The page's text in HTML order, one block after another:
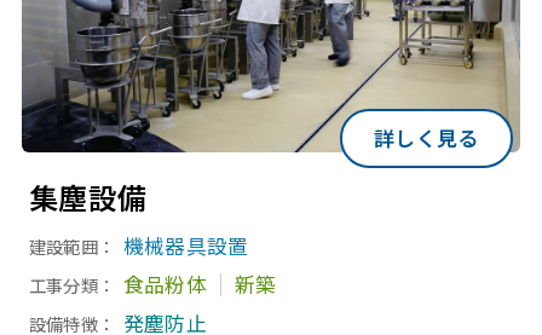
集塵設備
建設範囲： 機械器具設置
工事分類： 食品粉体 新築
設備特徴： 発塵防止
詳しく見る